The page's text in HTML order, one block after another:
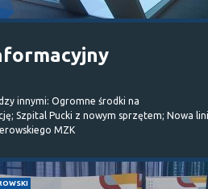
innymi: Ogromne środki na
Szpital Pucki z nowym sprzętem; Nowa
MZK